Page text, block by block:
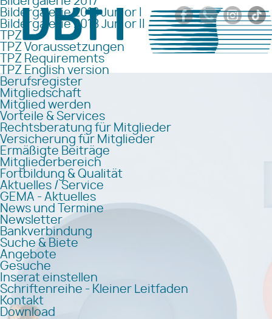
Bildergalerie 2018 Junior I
Bildergalerie 2018 Junior II
TPZ
TPZ Voraussetzungen
TPZ Requirements
TPZ English version
Berufsregister
Mitgliedschaft
Mitglied werden
Vorteile & Services
Rechtsberatung für Mitglieder
Versicherung für Mitglieder
Ermäßigte Beiträge
Mitgliederbereich
Fortbildung & Qualität
Aktuelles / Service
GEMA - Aktuelles
News und Termine
Newsletter
Bankverbindung
Suche & Biete
Angebote
Gesuche
Inserat einstellen
Schriftenreihe - Kleiner Leitfaden
Kontakt
Download